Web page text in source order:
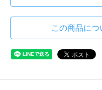
この商品に